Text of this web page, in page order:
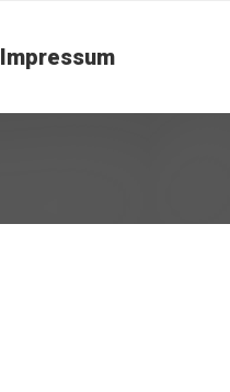
Impressum